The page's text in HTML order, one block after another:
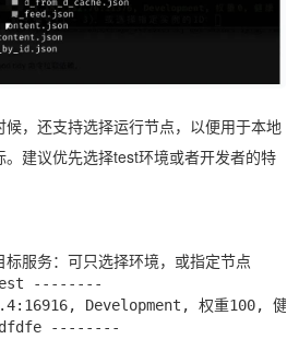
候，还支持选择运行节点，以便用于本地
建议优先选择test环境或者开发者的特
服务：可只选择环境，或指定节点
--------
Development, 权重100, 健
--------